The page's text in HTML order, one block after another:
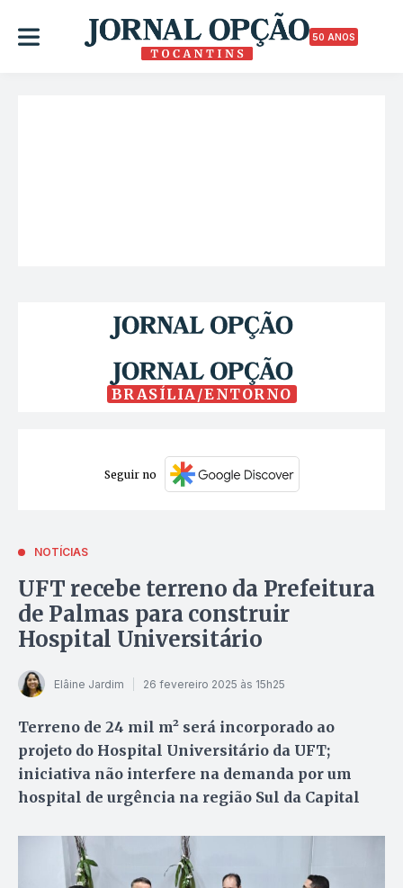
50 ANOS
BRASÍLIA/ENTORNO
Seguir no
NOTÍCIAS
UFT recebe terreno da Prefeitura
de Palmas para construir
Hospital Universitário
Elâine Jardim 26 fevereiro 2025 às 15h25
Terreno de 24 mil m² será incorporado ao
projeto do Hospital Universitário da UFT;
iniciativa não interfere na demanda por um
hospital de urgência na região Sul da Capital